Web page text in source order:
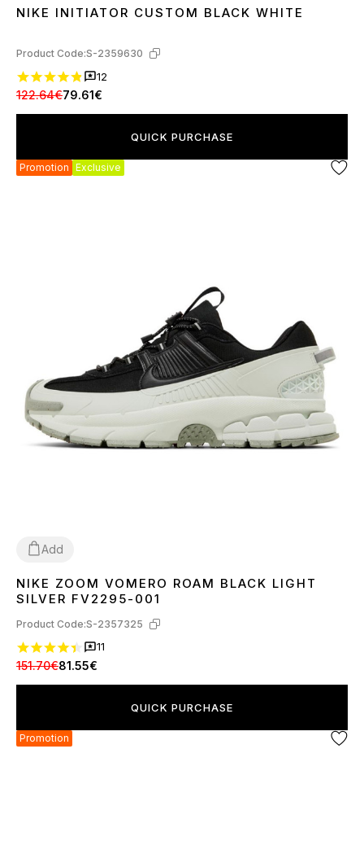
3637 38 39 4041 42434445
NIKE INITIATOR CUSTOM BLACK WHITE
Product Code:S-2359630
12
122.64€79.61€
QUICK PURCHASE
Promotion Exclusive
Add
3637 3839404142434445
NIKE ZOOM VOMERO ROAM BLACK LIGHT
SILVER FV2295-001
Product Code:S-2357325
11
151.70€81.55€
QUICK PURCHASE
Promotion